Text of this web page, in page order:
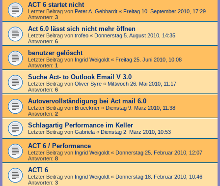
ACT 6 startet nicht
Letzter Beitrag von Peter A. Gebhardt « Freitag 10. September 2010, 17:29
Antworten: 3
Act 6.0 lässt sich nicht mehr öffnen
Letzter Beitrag von trofeo « Donnerstag 5. August 2010, 14:35
Antworten: 6
benutzer gelöscht
Letzter Beitrag von Ingrid Weigoldt « Freitag 25. Juni 2010, 10:08
Antworten: 1
Suche Act- to Outlook Email V 3.0
Letzter Beitrag von Oliver Syre « Mittwoch 26. Mai 2010, 11:17
Antworten: 6
Autovervollständigung bei Act mail 6.0
Letzter Beitrag von Brueckner « Dienstag 9. März 2010, 11:38
Antworten: 2
Schlagartig Performance im Keller
Letzter Beitrag von Gabriela « Dienstag 2. März 2010, 10:53
ACT 6 / Performance
Letzter Beitrag von Ingrid Weigoldt « Donnerstag 25. Februar 2010, 12:07
Antworten: 8
ACT! 6
Letzter Beitrag von Ingrid Weigoldt « Donnerstag 18. Februar 2010, 10:46
Antworten: 3